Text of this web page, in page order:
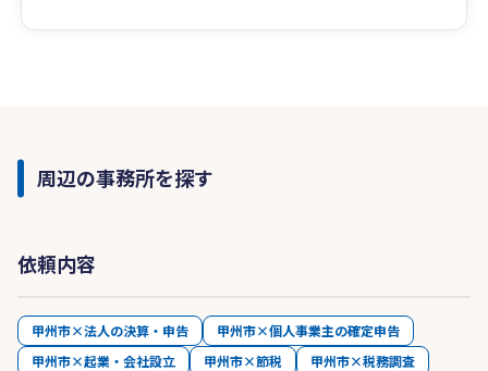
周辺の事務所を探す
依頼内容
甲州市×法人の決算・申告
甲州市×個人事業主の確定申告
甲州市×起業・会社設立
甲州市×節税
甲州市×税務調査